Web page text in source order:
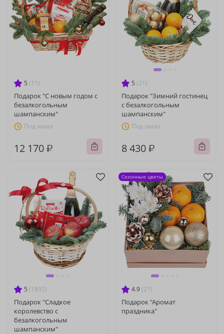
5 (11)
Подарок "С новым годом с
безалкогольным
шампанским"
Под заказ
12 170 ₽
5 (21)
Подарок "Зимний гостинец
с безалкогольным
шампанским"
Под заказ
8 430 ₽
5 (1892)
Подарок "Сладкое
королевство с
безалкогольным
шампанским"
4.9 (27)
Подарок "Аромат
праздника"
Сезонные цветы